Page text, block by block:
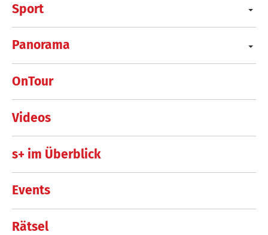
Sport
Panorama
OnTour
Videos
s+ im Überblick
Events
Rätsel